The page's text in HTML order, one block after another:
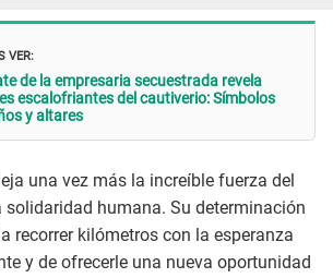
VER:
de la empresaria secuestrada revela
escalofriantes del cautiverio: Símbolos
y altares
una vez más la increíble fuerza del
solidaridad humana. Su determinación
recorrer kilómetros con la esperanza
y de ofrecerle una nueva oportunidad